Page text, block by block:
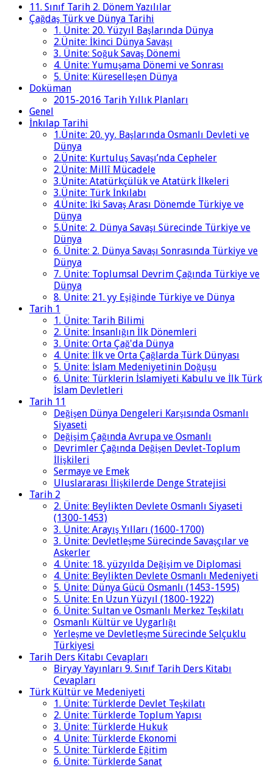
11. Sınıf Tarih 2. Dönem Yazılılar
Çağdaş Türk ve Dünya Tarihi
1. Ünite: 20. Yüzyıl Başlarında Dünya
2.Ünite: İkinci Dünya Savaşı
3. Ünite: Soğuk Savaş Dönemi
4. Ünite: Yumuşama Dönemi ve Sonrası
5. Ünite: Küreselleşen Dünya
Doküman
2015-2016 Tarih Yıllık Planları
Genel
İnkılap Tarihi
1.Ünite: 20. yy. Başlarında Osmanlı Devleti ve
Dünya
2.Ünite: Kurtuluş Savaşı’nda Cepheler
2.Ünite: Millî Mücadele
3.Ünite: Atatürkçülük ve Atatürk İlkeleri
3.Ünite: Türk İnkılabı
4.Ünite: İki Savaş Arası Dönemde Türkiye ve
Dünya
5.Ünite: 2. Dünya Savaşı Sürecinde Türkiye ve
Dünya
6. Ünite: 2. Dünya Savaşı Sonrasında Türkiye ve
Dünya
7. Ünite: Toplumsal Devrim Çağında Türkiye ve
Dünya
8. Ünite: 21. yy Eşiğinde Türkiye ve Dünya
Tarih 1
1. Ünite: Tarih Bilimi
2. Ünite: İnsanlığın İlk Dönemleri
3. Ünite: Orta Çağ'da Dünya
4. Ünite: İlk ve Orta Çağlarda Türk Dünyası
5. Ünite: İslam Medeniyetinin Doğuşu
6. Ünite: Türklerin İslamiyeti Kabulu ve İlk Türk
İslam Devletleri
Tarih 11
Değişen Dünya Dengeleri Karşısında Osmanlı
Siyaseti
Değişim Çağında Avrupa ve Osmanlı
Devrimler Çağında Değişen Devlet-Toplum
İlişkileri
Sermaye ve Emek
Uluslararası İlişkilerde Denge Stratejisi
Tarih 2
2. Ünite: Beylikten Devlete Osmanlı Siyaseti
(1300-1453)
3. Ünite: Arayış Yılları (1600-1700)
3. Ünite: Devletleşme Sürecinde Savaşçılar ve
Askerler
4. Ünite: 18. yüzyılda Değişim ve Diplomasi
4. Ünite: Beylikten Devlete Osmanlı Medeniyeti
5. Ünite: Dünya Gücü Osmanlı (1453-1595)
5. Ünite: En Uzun Yüzyıl (1800-1922)
6. Ünite: Sultan ve Osmanlı Merkez Teşkilatı
Osmanlı Kültür ve Uygarlığı
Yerleşme ve Devletleşme Sürecinde Selçuklu
Türkiyesi
Tarih Ders Kitabı Cevapları
Biryay Yayınları 9. Sınıf Tarih Ders Kitabı
Cevapları
Türk Kültür ve Medeniyeti
1. Ünite: Türklerde Devlet Teşkilatı
2. Ünite: Türklerde Toplum Yapısı
3. Ünite: Türklerde Hukuk
4. Ünite: Türklerde Ekonomi
5. Ünite: Türklerde Eğitim
6. Ünite: Türklerde Sanat